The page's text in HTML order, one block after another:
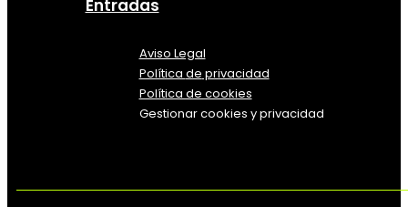
Entradas
Aviso Legal
Política de privacidad
Política de cookies
Gestionar cookies y privacidad